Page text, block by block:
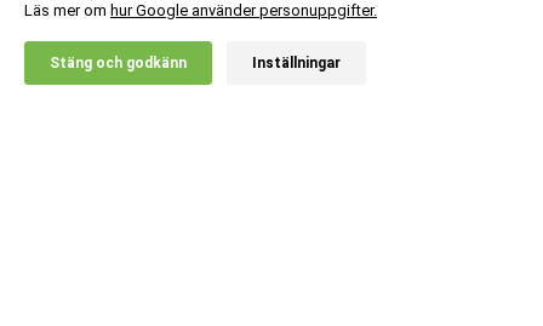
20% RABATT!
X
Läs mer om hur Google använder personuppgifter.
Stäng och godkänn Inställningar